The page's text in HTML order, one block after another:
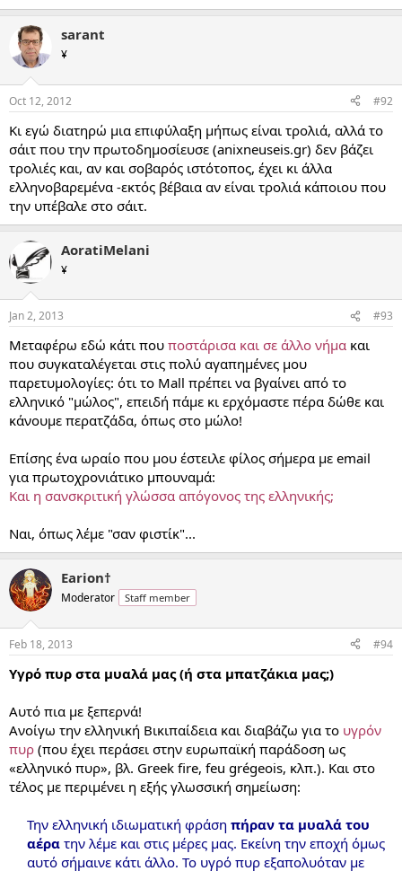
sarant
¥
Oct 12, 2012 #92
Κι εγώ διατηρώ μια επιφύλαξη μήπως είναι τρολιά, αλλά το
σάιτ που την πρωτοδημοσίευσε (anixneuseis.gr) δεν βάζει
τρολιές και, αν και σοβαρός ιστότοπος, έχει κι άλλα
ελληνοβαρεμένα -εκτός βέβαια αν είναι τρολιά κάποιου που
την υπέβαλε στο σάιτ.
AoratiMelani
¥
Jan 2, 2013 #93
Μεταφέρω εδώ κάτι που ποστάρισα και σε άλλο νήμα και
που συγκαταλέγεται στις πολύ αγαπημένες μου
παρετυμολογίες: ότι το Mall πρέπει να βγαίνει από το
ελληνικό "μώλος", επειδή πάμε κι ερχόμαστε πέρα δώθε και
κάνουμε περατζάδα, όπως στο μώλο!
Επίσης ένα ωραίο που μου έστειλε φίλος σήμερα με email
για πρωτοχρονιάτικο μπουναμά:
Και η σανσκριτική γλώσσα απόγονος της ελληνικής;
Ναι, όπως λέμε "σαν φιστίκ"...
Earion†
Moderator Staff member
Feb 18, 2013 #94
Υγρό πυρ στα μυαλά μας (ή στα μπατζάκια μας;)
Αυτό πια με ξεπερνά!
Ανοίγω την ελληνική Βικιπαίδεια και διαβάζω για το υγρόν
πυρ (που έχει περάσει στην ευρωπαϊκή παράδοση ως
«ελληνικό πυρ», βλ. Greek fire, feu grégeois, κλπ.). Και στο
τέλος με περιμένει η εξής γλωσσική σημείωση:
Την ελληνική ιδιωματική φράση πήραν τα μυαλά του
αέρα την λέμε και στις μέρες μας. Εκείνη την εποχή όμως
αυτό σήμαινε κάτι άλλο. Το υγρό πυρ εξαπολυόταν με